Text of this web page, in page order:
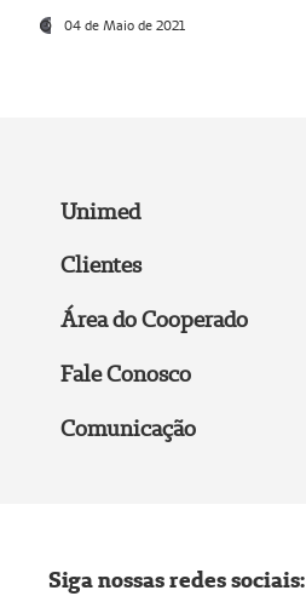
04 de Maio de 2021
Unimed
Clientes
Área do Cooperado
Fale Conosco
Comunicação
Siga nossas redes sociais: